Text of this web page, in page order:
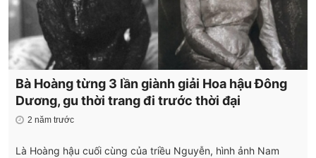
Bà Hoàng từng 3 lần giành giải Hoa hậu Đông
Dương, gu thời trang đi trước thời đại
2 năm trước
Là Hoàng hậu cuối cùng của triều Nguyễn, hình ảnh Nam